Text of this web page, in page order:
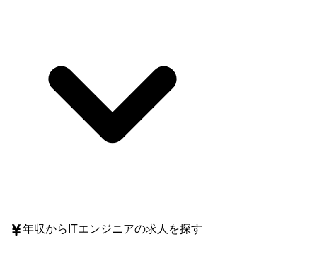
年収からITエンジニアの求人を探す